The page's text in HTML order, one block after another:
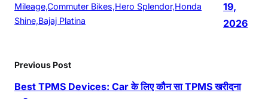
Mileage,Commuter Bikes,Hero Splendor,Honda
Shine,Bajaj Platina
19,
2026
Previous Post
Best TPMS Devices: Car के लिए कौन सा TPMS खरीदना